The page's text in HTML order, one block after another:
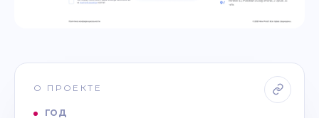
О ПРОЕКТЕ
ГОД